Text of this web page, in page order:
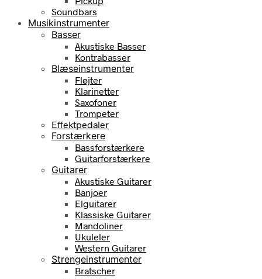
Soundbars
Musikinstrumenter
Basser
Akustiske Basser
Kontrabasser
Blæseinstrumenter
Fløjter
Klarinetter
Saxofoner
Trompeter
Effektpedaler
Forstærkere
Bassforstærkere
Guitarforstærkere
Guitarer
Akustiske Guitarer
Banjoer
Elguitarer
Klassiske Guitarer
Mandoliner
Ukuleler
Western Guitarer
Strengeinstrumenter
Bratscher